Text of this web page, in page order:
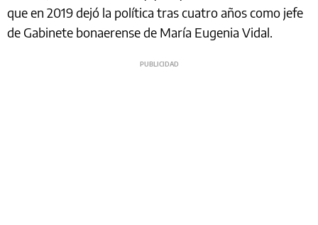
que en 2019 dejó la política tras cuatro años como jefe
de Gabinete bonaerense de María Eugenia Vidal.